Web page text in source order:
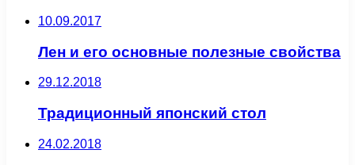
10.09.2017
Лен и его основные полезные свойства
29.12.2018
Традиционный японский стол
24.02.2018